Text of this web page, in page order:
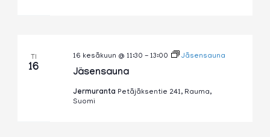
TI
16 Jäsensauna
16 kesäkuun @ 11:30 - 13:00 Jäsensauna
Jermuranta Petäjäksentie 241, Rauma,
Suomi